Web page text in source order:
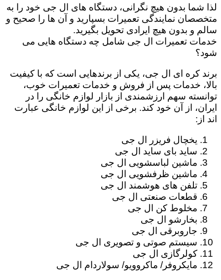
لذا شما بدون هیچ نگرانی، دستگاه های ال جی خود را به
متخصصان نمایندگی تعمیرات بسپارید و آن ها را صحیح و
سالم و بدون هیچ ایرادی تحویل بگیرید.
خدمات تعمیرات ال جی شامل چه دستگاه هایی می
شود؟
برند کره ای ال جی، یکی از برندهایی است که با کیفیت
بالا، خدمات پس از فروش و خدمات تعمیرات خوب،
توانسته سهم ارزشمندی از بازار لوازم خانگی را در
ایران، از آن خود کند. برخی از این لوازم خانگی عبارت
اند از:
یخچال فریزر ال جی
ساید بای ساید ال جی
ماشین لباسشویی ال جی
ماشین ظرفشویی ال جی
تلفن های هوشمند ال جی
قطعات صنعتی ال جی
مخلوط کن ال جی
بخارشو ال جی
جاروبرقی ال جی
سیستم صوتی و تصویری ال جی
کولرگازی ال جی
مایکروفر/ ماکروویو/ سولاردام ال جی